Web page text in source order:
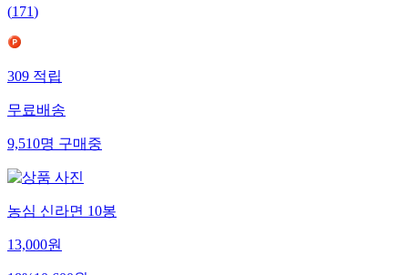
(171)
309적립
무료배송
9,510명구매중
농심 신라면 10봉
13,000원